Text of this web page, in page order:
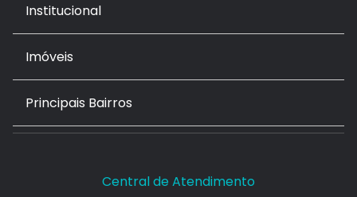
Institucional
Imóveis
Principais Bairros
Central de Atendimento